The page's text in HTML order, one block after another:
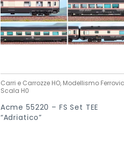
Carri e Carrozze HO, Modellismo
Scala H0
Acme 55220 – FS Set TEE
“Adriatico”